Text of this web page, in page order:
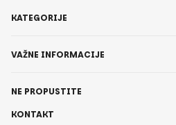
KONTAKT
KATEGORIJE
VAŽNE INFORMACIJE
NE PROPUSTITE